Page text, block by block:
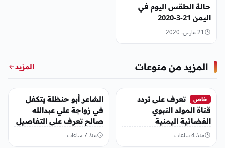
حالة الطقس اليوم في
اليمن 21-3-2020
21 مارس، 2020
المزيد من منوعات المزيد
منوعات
خاص
تعرف على تردد
قناة المولد النبوي
الفضائية اليمنية
منذ 4 ساعات
الشاعر أبو حنظلة يتكفل
في زواجة علي عبدالله
صالح تعرف على التفاصيل
منذ 7 ساعات